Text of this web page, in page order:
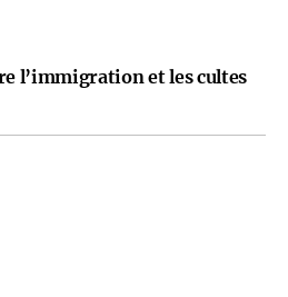
l’immigration et les cultes